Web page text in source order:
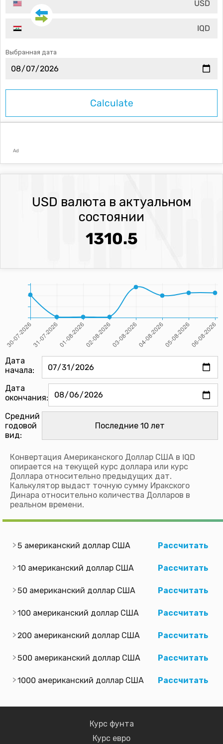
USD
IQD
Выбранная дата
Ad
USD валюта в актуальном
состоянии
1310.5
Дата
начала:
Дата
окончания:
Средний
годовой
вид:
Конвертация Американского Доллар США в IQD
опирается на текущей курс доллара или курс
Доллара относительно предыдущих дат.
Калькулятор выдаст точную сумму Иракского
Динара относительно количества Долларов в
реальном времени.
5 американский доллар США Рассчитать
10 американский доллар США Рассчитать
50 американский доллар США Рассчитать
100 американский доллар США Рассчитать
200 американский доллар США Рассчитать
500 американский доллар США Рассчитать
1000 американский доллар США Рассчитать
Курс фунта
Курс евро